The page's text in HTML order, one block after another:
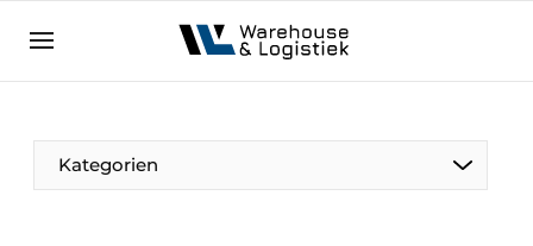
NL EN
Kategorien